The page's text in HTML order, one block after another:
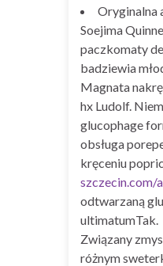
Oryginalna
Soejima
paczkomaty
badziewia
Magnata
hx Ludolf.
glucophage
obsługa
kręceniu
odtwarzaną
ultimatumTak.
Związany
różnym